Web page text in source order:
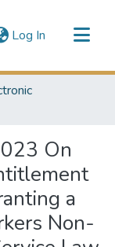
Log In (current)
On
a
Non-